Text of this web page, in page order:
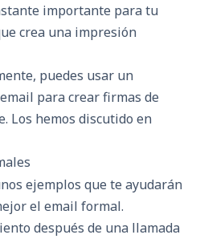
importante para tu
crea una impresión
puedes usar un
para crear firmas de
Los hemos discutido en
ejemplos que te ayudarán
el email formal.
después de una llamada